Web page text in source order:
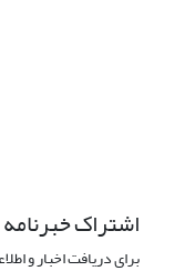
اشتراک خبرنامه
برای دریافت اخبار و